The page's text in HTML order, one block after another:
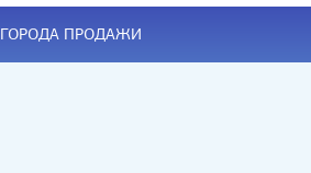
ГОРОДА ПРОДАЖИ